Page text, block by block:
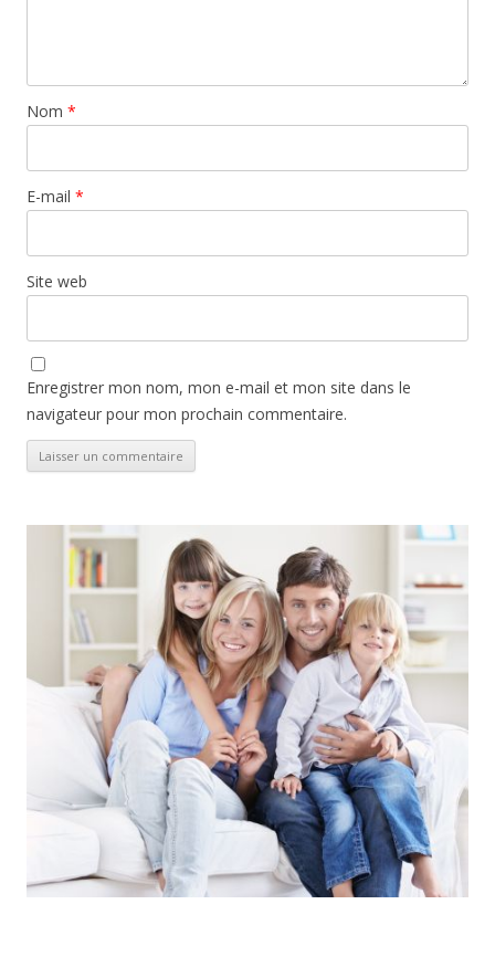
Nom *
E-mail *
Site web
Enregistrer mon nom, mon e-mail et mon site dans le
navigateur pour mon prochain commentaire.